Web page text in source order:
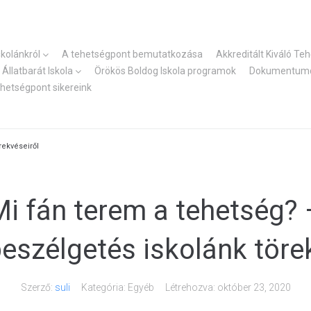
A tehetségpont bemutatkozása
Akkreditált Kiváló
Állatbarát Iskola
Örökös Boldog Iskola programok
sikereink
fán terem a tehetség?
iskolánk
Szerző: suli Kategória: Egyéb Létrehozva: október 23, 2020